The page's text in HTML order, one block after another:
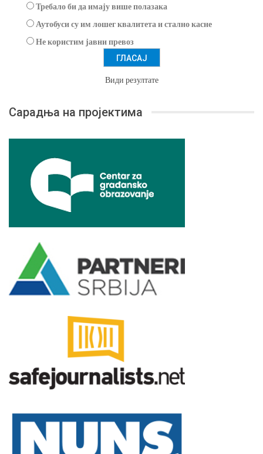
Требало би да имају више полазака
Аутобуси су им лошег квалитета и стално касне
Не користим јавни превоз
Види резултате
Сарадња на пројектима